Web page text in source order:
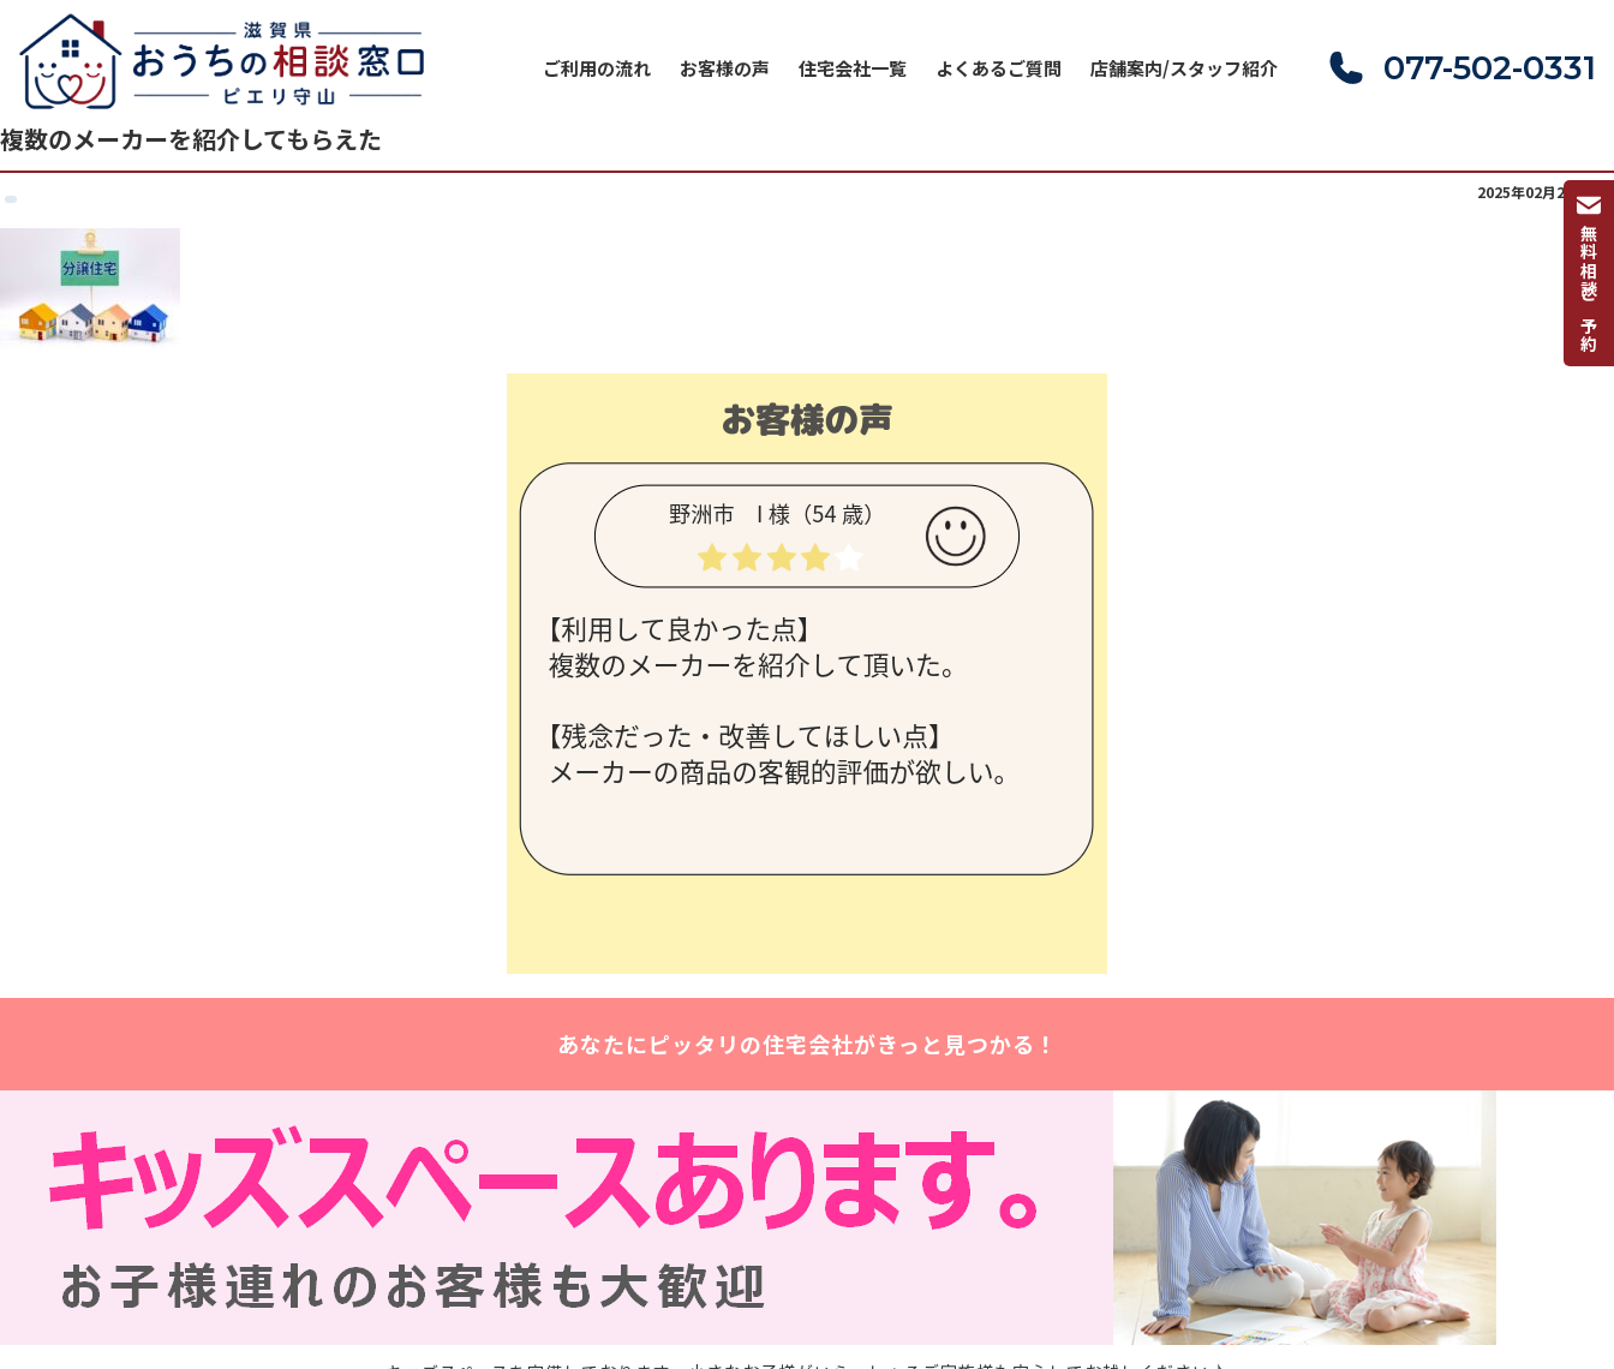
ご利用の流れ お客様の声 住宅会社一覧 よくあるご質問 店舗案内/スタッフ紹介 077-502-0331
無料相談ご予約
複数のメーカーを紹介してもらえた
2025年02月24日(月)
あなたにピッタリの住宅会社がきっと見つかる！